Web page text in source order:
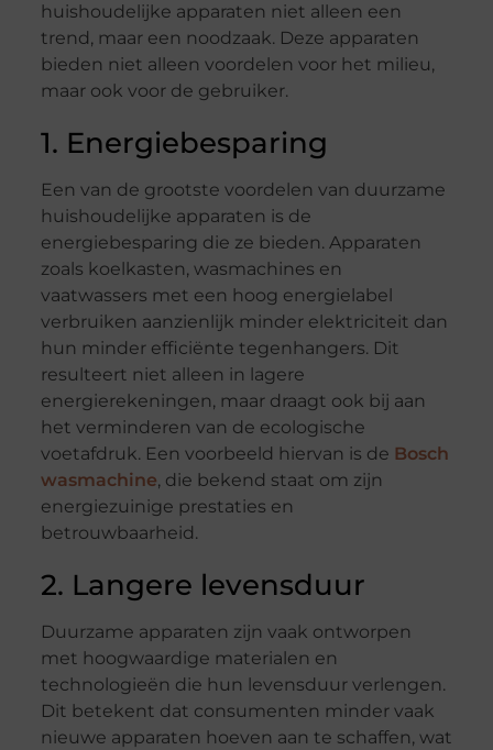
huishoudelijke apparaten niet alleen een
trend, maar een noodzaak. Deze apparaten
bieden niet alleen voordelen voor het milieu,
maar ook voor de gebruiker.
1. Energiebesparing
Een van de grootste voordelen van duurzame
huishoudelijke apparaten is de
energiebesparing die ze bieden. Apparaten
zoals koelkasten, wasmachines en
vaatwassers met een hoog energielabel
verbruiken aanzienlijk minder elektriciteit dan
hun minder efficiënte tegenhangers. Dit
resulteert niet alleen in lagere
energierekeningen, maar draagt ook bij aan
het verminderen van de ecologische
voetafdruk. Een voorbeeld hiervan is de Bosch
wasmachine, die bekend staat om zijn
energiezuinige prestaties en
betrouwbaarheid.
2. Langere levensduur
Duurzame apparaten zijn vaak ontworpen
met hoogwaardige materialen en
technologieën die hun levensduur verlengen.
Dit betekent dat consumenten minder vaak
nieuwe apparaten hoeven aan te schaffen, wat